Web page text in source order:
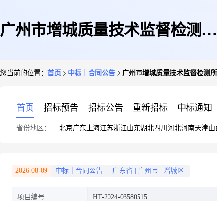
广州市增城质量技术监督检测所
您当前的位置： 首页 中标｜合同公告 广州市增城质量技术监督检测
首页 招标预告 招标公告 重新招标 中标通知
省份地区： 北京广东 上海江苏浙江山东湖北四川 河北河南天津山
2026-08-09 中标｜合同公告 广东省 广州市 增城区
项目编号 HT-2024-03580515